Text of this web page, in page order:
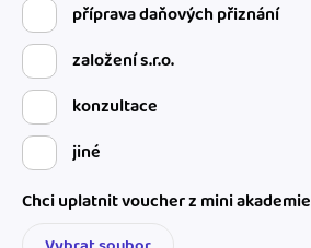
příprava daňových přiznání
založení s.r.o.
konzultace
jiné
Chci uplatnit voucher z mini akademie